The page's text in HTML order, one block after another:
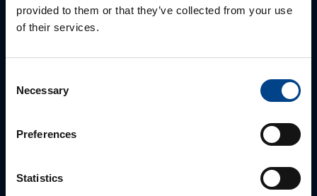
provided to them or that they’ve collected from your use
of their services.
Selection
Necessary
Preferences
Statistics
Ota yhteyttä!